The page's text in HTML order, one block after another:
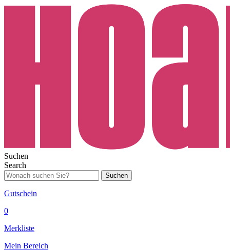
Suchen
Search
Suchen
Gutschein
0
Merkliste
Mein Bereich